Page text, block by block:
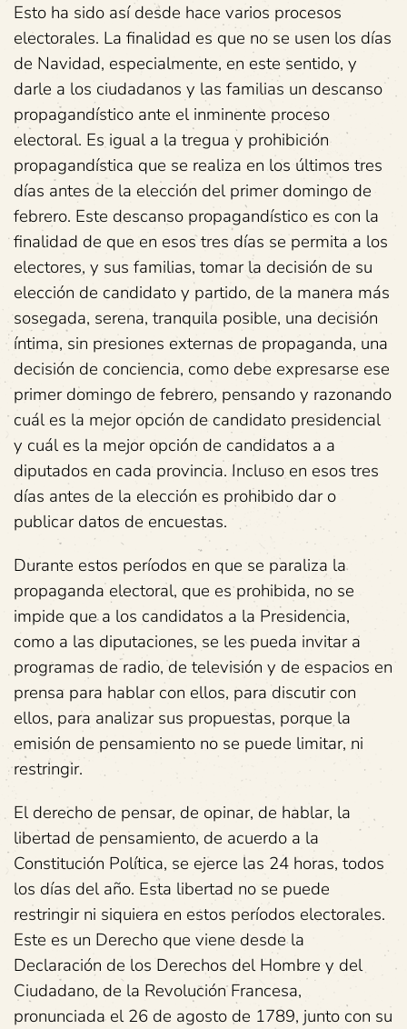
Esto ha sido así desde hace varios procesos
electorales. La finalidad es que no se usen los días
de Navidad, especialmente, en este sentido, y
darle a los ciudadanos y las familias un descanso
propagandístico ante el inminente proceso
electoral. Es igual a la tregua y prohibición
propagandística que se realiza en los últimos tres
días antes de la elección del primer domingo de
febrero. Este descanso propagandístico es con la
finalidad de que en esos tres días se permita a los
electores, y sus familias, tomar la decisión de su
elección de candidato y partido, de la manera más
sosegada, serena, tranquila posible, una decisión
íntima, sin presiones externas de propaganda, una
decisión de conciencia, como debe expresarse ese
primer domingo de febrero, pensando y razonando
cuál es la mejor opción de candidato presidencial
y cuál es la mejor opción de candidatos a a
diputados en cada provincia. Incluso en esos tres
días antes de la elección es prohibido dar o
publicar datos de encuestas.
Durante estos períodos en que se paraliza la
propaganda electoral, que es prohibida, no se
impide que a los candidatos a la Presidencia,
como a las diputaciones, se les pueda invitar a
programas de radio, de televisión y de espacios en
prensa para hablar con ellos, para discutir con
ellos, para analizar sus propuestas, porque la
emisión de pensamiento no se puede limitar, ni
restringir.
El derecho de pensar, de opinar, de hablar, la
libertad de pensamiento, de acuerdo a la
Constitución Política, se ejerce las 24 horas, todos
los días del año. Esta libertad no se puede
restringir ni siquiera en estos períodos electorales.
Este es un Derecho que viene desde la
Declaración de los Derechos del Hombre y del
Ciudadano, de la Revolución Francesa,
pronunciada el 26 de agosto de 1789, junto con su